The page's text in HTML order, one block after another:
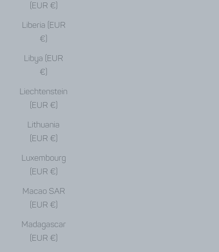
(EUR €)
Liberia (EUR
€)
Libya (EUR
€)
Liechtenstein
(EUR €)
Lithuania
(EUR €)
Luxembourg
(EUR €)
Macao SAR
(EUR €)
Madagascar
(EUR €)